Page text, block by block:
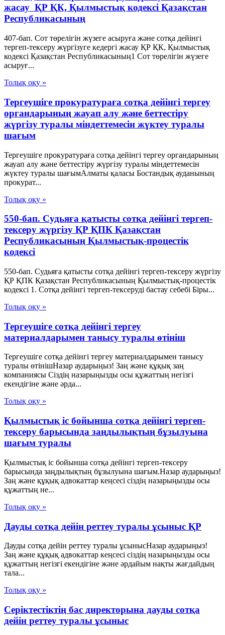
жасау ҚР ҚК, Қылмыстық кодексi Қазақстан
Республикасының
407-бап. Сот төрелiгiн жүзеге асыруға және сотқа дейінгі
тергеп-тексеру жүргiзуге кедергi жасау ҚР ҚК, Қылмыстық
кодексi Қазақстан Республикасының1 Сот төрелiгiн жүзеге
асыруғ...
Толық оқу »
Тергеушіге прокуратураға сотқа дейінгі тергеу
органдарының жауап алу және беттестіру
жүргізу туралы міндеттемесін жүктеу туралы
шағым
Тергеушіге прокуратураға сотқа дейінгі тергеу органдарының
жауап алу және беттестіру жүргізу туралы міндеттемесін
жүктеу туралы шағымАлматы қаласы Бостандық ауданының
прокурат...
Толық оқу »
550-бап. Судьяға қатысты сотқа дейінгі тергеп-
тексеру жүргізу ҚР ҚПК Қазақстан
Республикасының Қылмыстық-процестік
кодексi
550-бап. Судьяға қатысты сотқа дейінгі тергеп-тексеру жүргізу
ҚР ҚПК Қазақстан Республикасының Қылмыстық-процестік
кодексi 1. Сотқа дейінгі тергеп-тексеруді бастау себебі Біры...
Толық оқу »
Тергеушіге сотқа дейінгі тергеу
материалдарымен танысу туралы өтініш
Тергеушіге сотқа дейінгі тергеу материалдарымен танысу
туралы өтінішНазар аударыңыз! Заң және құқық заң
компаниясы Сіздің назарыңызды осы құжаттың негізгі
екендігіне және әрда...
Толық оқу »
Қылмыстық іс бойынша сотқа дейінгі тергеп-
тексеру барысында заңдылықтың бұзылуына
шағым туралы
Қылмыстық іс бойынша сотқа дейінгі тергеп-тексеру
барысында заңдылықтың бұзылуына шағым.Назар аударыңыз!
Заң және құқық адвокаттар кеңсесі сіздің назарыңызды осы
құжаттың не...
Толық оқу »
Дауды сотқа дейін реттеу туралы ұсыныс ҚР
Дауды сотқа дейін реттеу туралы ұсынысНазар аударыңыз!
Заң және құқық адвокаттар кеңсесі сіздің назарыңызды осы
құжаттың негізгі екендігіне және әрдайым нақты жағдайдың
тала...
Толық оқу »
Серіктестіктің бас директорына дауды сотқа
дейін реттеу туралы ұсыныс